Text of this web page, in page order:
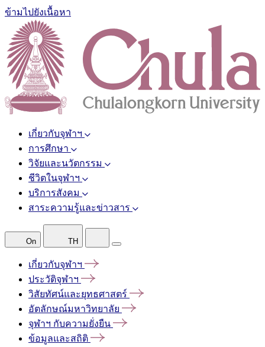
ข้ามไปยังเนื้อหา
เกี่ยวกับจุฬาฯ
การศึกษา
วิจัยและนวัตกรรม
ชีวิตในจุฬาฯ
บริการสังคม
สาระความรู้และข่าวสาร
On TH
เกี่ยวกับจุฬาฯ
ประวัติจุฬาฯ
วิสัยทัศน์และยุทธศาสตร์
อัตลักษณ์มหาวิทยาลัย
จุฬาฯ กับความยั่งยืน
ข้อมูลและสถิติ